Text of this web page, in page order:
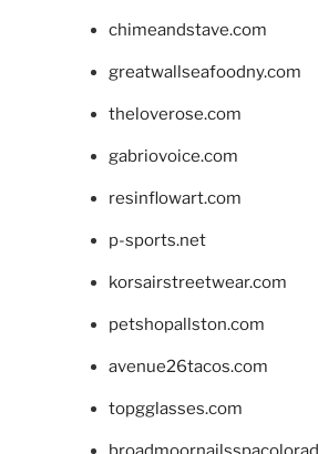
chimeandstave.com
greatwallseafoodny.com
theloverose.com
gabriovoice.com
resinflowart.com
p-sports.net
korsairstreetwear.com
petshopallston.com
avenue26tacos.com
topgglasses.com